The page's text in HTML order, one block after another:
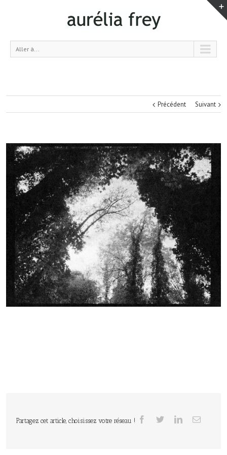
Aller à...
Précédent Suivant
Partagez cet article, choisissez votre réseau !